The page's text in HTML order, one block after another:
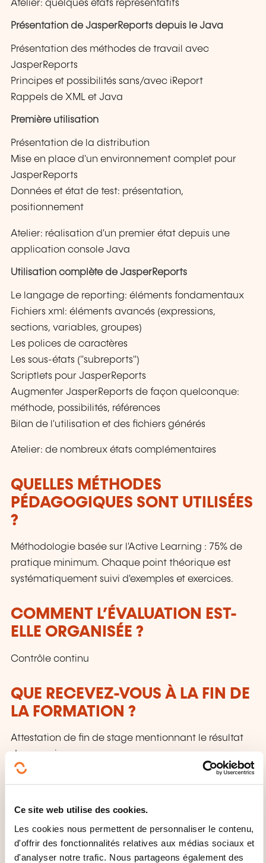
Ce site web utilise des cookies.
Les cookies nous permettent de personnaliser le contenu,
d'offrir des fonctionnalités relatives aux médias sociaux et
d'analyser notre trafic. Nous partageons également des
Atelier: quelques états représentatifs
Présentation de JasperReports depuis le Java
Présentation des méthodes de travail avec
JasperReports
Principes et possibilités sans/avec iReport
Rappels de XML et Java
Première utilisation
Présentation de la distribution
Mise en place d'un environnement complet pour
JasperReports
Données et état de test: présentation,
positionnement
Atelier: réalisation d'un premier état depuis une
application console Java
Utilisation complète de JasperReports
Le langage de reporting: éléments fondamentaux
Fichiers xml: éléments avancés (expressions,
sections, variables, groupes)
Les polices de caractères
Les sous-états ("subreports")
Scriptlets pour JasperReports
Augmenter JasperReports de façon quelconque:
méthode, possibilités, références
Bilan de l'utilisation et des fichiers générés
Atelier: de nombreux états complémentaires
QUELLES MÉTHODES
PÉDAGOGIQUES SONT UTILISÉES
?
Méthodologie basée sur l'Active Learning : 75% de
pratique minimum. Chaque point théorique est
systématiquement suivi d'exemples et exercices.
COMMENT L’ÉVALUATION EST-
ELLE ORGANISÉE ?
Contrôle continu
QUE RECEVEZ-VOUS À LA FIN DE
LA FORMATION ?
Attestation de fin de stage mentionnant le résultat
des acquis
QUEL SUPPORT DE COURS EST
FOURNI ?
Sources des exercices + Support papier